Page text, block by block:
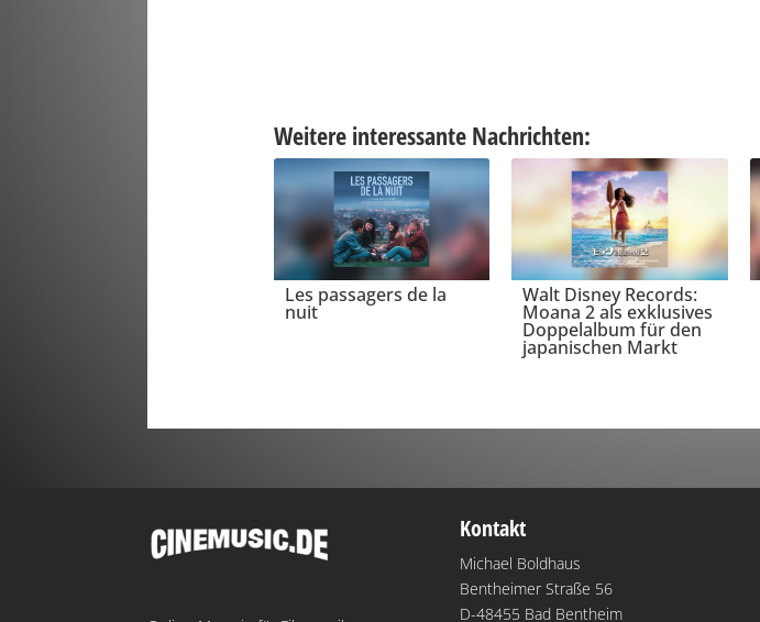
Weitere interessante Nachrichten:
Les passagers de la
nuit
Walt Disney Records:
Moana 2 als exklusives
Doppelalbum für den
japanischen Markt
Kontakt
Michael Boldhaus
Bentheimer Straße 56
D-48455 Bad Bentheim